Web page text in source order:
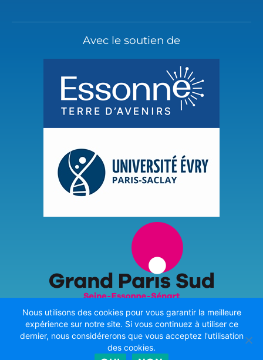
Avec le soutien de
Dernière mise à jour effectuée le 9 août 2026
Nous utilisons des cookies pour vous garantir la meilleure
expérience sur notre site. Si vous continuez à utiliser ce
dernier, nous considérerons que vous acceptez l'utilisation
des cookies.